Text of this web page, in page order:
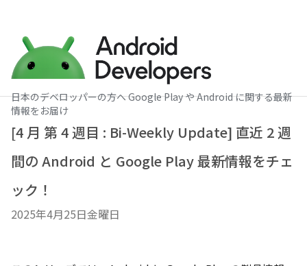
日本のデベロッパーの方へ Google Play や Android に関する最新
情報をお届け
[4 月 第 4 週目 : Bi-Weekly Update] 直近 2 週
間の Android と Google Play 最新情報をチェ
ック！
2025年4月25日金曜日